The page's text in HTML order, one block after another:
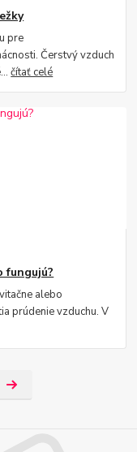
pre
Čerstvý vzduch
čítať celé
fungujú?
alebo
prúdenie vzduchu. V